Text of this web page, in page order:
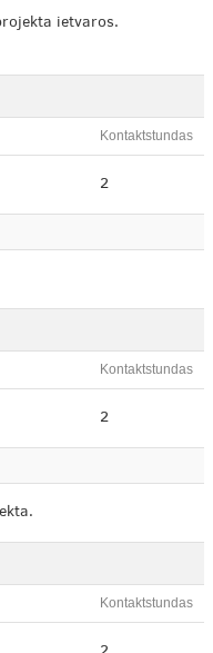
ietvaros.
Kontaktstundas
2
Kontaktstundas
2
Kontaktstundas